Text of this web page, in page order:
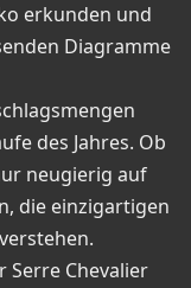
erkunden und
Diagramme
des Jahres. Ob
neugierig auf
die einzigartigen
Serre Chevalier